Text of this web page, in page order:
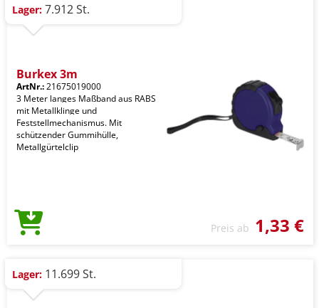
Lager: 7.912 St.
Burkex 3m
ArtNr.:21675019000
3 Meter langes Maßband aus RABS
mit Metallklinge und
Feststellmechanismus. Mit
schützender Gummihülle,
Metallgürtelclip
Preis ab 1,33 €
Lager: 11.699 St.